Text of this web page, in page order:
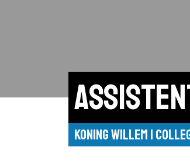
Koning Willem I